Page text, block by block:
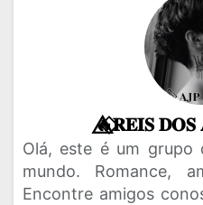
🔥⃟⃤𝐑𝐄𝐈𝐒
Olá, este é um grupo
mundo. Romance,
Encontre amigos